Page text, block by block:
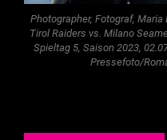
Photographer, Fotograf, Maria
Tirol Raiders vs. Milano
Spieltag 5, Saison 2023,
Pressefoto/